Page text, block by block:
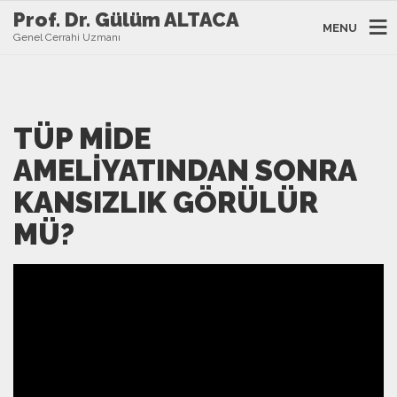
Prof. Dr. Gülüm ALTACA
Genel Cerrahi Uzmanı
MENU
TÜP MIDE
AMELIYATINDAN SONRA
KANSIZLIK GÖRÜLÜR
MÜ?